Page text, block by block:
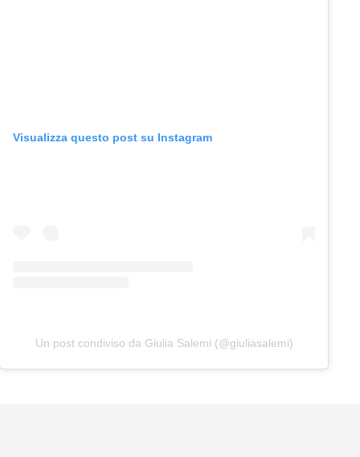
Visualizza questo post su Instagram
Un post condiviso da Giulia Salemi (@giuliasalemi)